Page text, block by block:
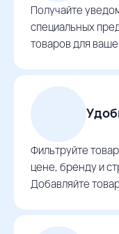
Получайте
специальных
товаров для
Фильтруйте
цене, бренду и
Добавляйте